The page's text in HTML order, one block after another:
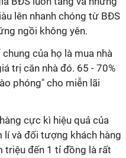
lên nhanh chóng từ BĐS
ngồi không yên.
của họ là mua nhà
trị căn nhà đó. 65 - 70%
phóng" cho miễn lãi
cực kì hiệu quả của
lí và đối tượng khách hàng
đến 1 tỉ đồng là rất